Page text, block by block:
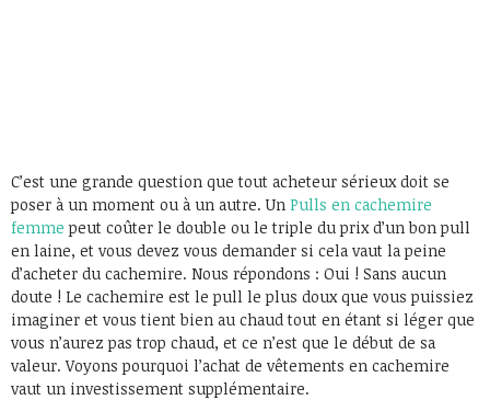
C’est une grande question que tout acheteur sérieux doit se
poser à un moment ou à un autre. Un Pulls en cachemire
femme peut coûter le double ou le triple du prix d’un bon pull
en laine, et vous devez vous demander si cela vaut la peine
d’acheter du cachemire. Nous répondons : Oui ! Sans aucun
doute ! Le cachemire est le pull le plus doux que vous puissiez
imaginer et vous tient bien au chaud tout en étant si léger que
vous n’aurez pas trop chaud, et ce n’est que le début de sa
valeur. Voyons pourquoi l’achat de vêtements en cachemire
vaut un investissement supplémentaire.